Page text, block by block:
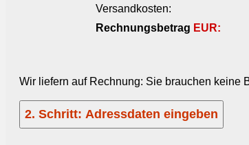
Versandkosten:
Rechnungsbetrag EUR:
Wir liefern auf Rechnung: Sie brauchen keine